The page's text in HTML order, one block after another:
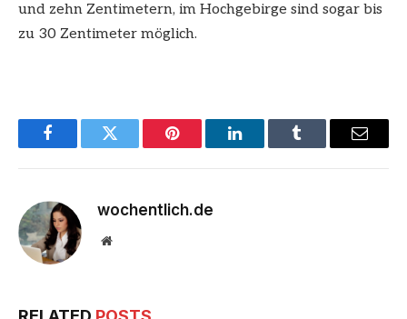
und zehn Zentimetern, im Hochgebirge sind sogar bis
zu 30 Zentimeter möglich.
FacebookTwitter Pinterest LinkedInTumblr Email
wochentlich.de
Website